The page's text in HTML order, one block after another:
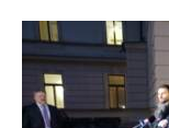
Kontakt